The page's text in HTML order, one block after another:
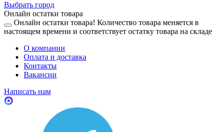
Выбрать город
Онлайн остатки товара
Онлайн остатки товара! Количество товара меняется в
настоящем времени и соответствует остатку товара на складе
О компании
Оплата и доставка
Контакты
Вакансии
Написать нам